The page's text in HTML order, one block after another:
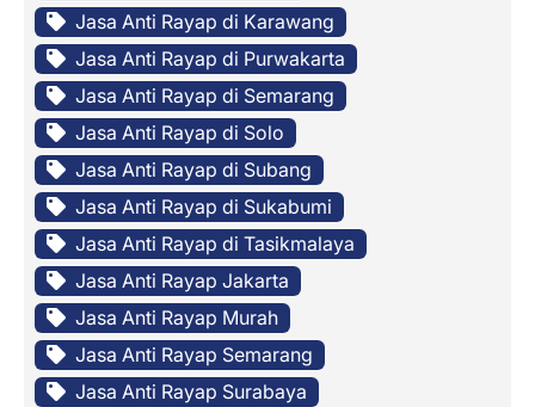
Jasa Anti Rayap di Karawang
Jasa Anti Rayap di Purwakarta
Jasa Anti Rayap di Semarang
Jasa Anti Rayap di Solo
Jasa Anti Rayap di Subang
Jasa Anti Rayap di Sukabumi
Jasa Anti Rayap di Tasikmalaya
Jasa Anti Rayap Jakarta
Jasa Anti Rayap Murah
Jasa Anti Rayap Semarang
Jasa Anti Rayap Surabaya